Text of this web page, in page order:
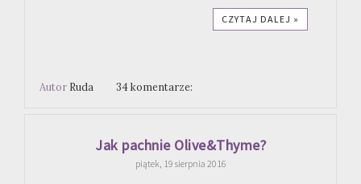
CZYTAJ DALEJ »
Autor Ruda 34 komentarze:
Jak pachnie Olive&Thyme?
piątek, 19 sierpnia 2016